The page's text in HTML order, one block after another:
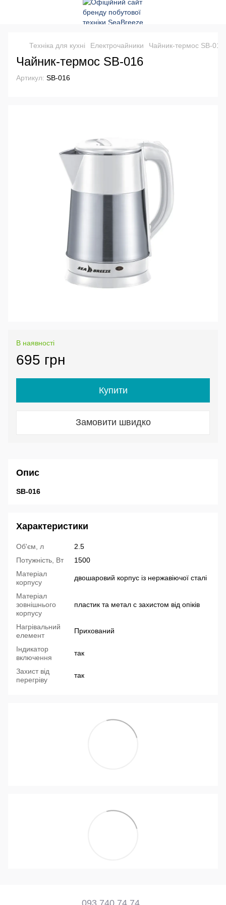
Техніка для кухні Електрочайники Чайник-термос SB-016
Чайник-термос SB-016
Артикул: SB-016
В наявності
695 грн
Купити
Замовити швидко
Опис
SB-016
Характеристики
Об'єм, л
2.5
Потужність, Вт
1500
Матеріал
корпусу
двошаровий корпус із нержавіючої сталі
Матеріал
зовнішнього
корпусу
пластик та метал с захистом від опіків
Нагрівальний
елемент
Прихований
Індикатор
включення
так
Захист від
перегріву
так
093 740 74 74